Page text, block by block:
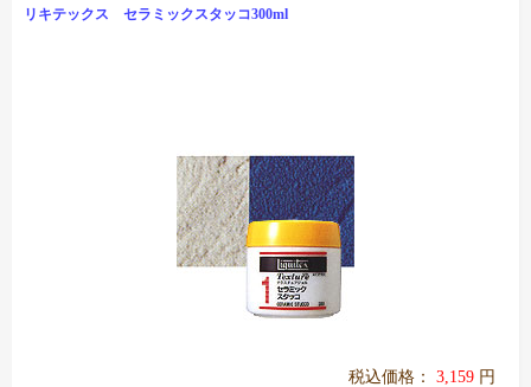
リキテックス セラミックスタッコ300ml
税込価格： 3,159 円